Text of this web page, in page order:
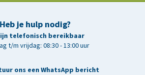
Heb je hulp nodig?
telefonisch bereikbaar
t/m vrijdag: 08:30 - 13:00 uur
ons een WhatsApp bericht